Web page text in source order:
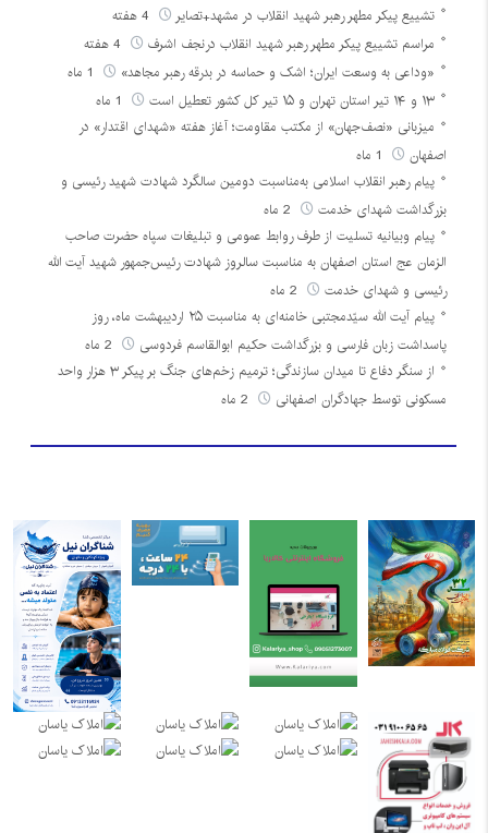
تشییع پیکر مطهر رهبر شهید انقلاب در مشهد+تصایر
مراسم تشییع پیکر مطهر رهبر شهید انقلاب درنجف اشرف
«وداعی به وسعت ایران؛ اشک و حماسه در بدرقه رهبر مجاهد»
۱۳ و ۱۴ تیر استان تهران و ۱۵ تیر کل کشور تعطیل است
میزبانی «نصف‌جهان» از مکتب مقاومت؛ آغاز هفته «شهدای اقتدار» در
اصفهان
پیام رهبر انقلاب اسلامی به‌مناسبت دومین سالگرد شهادت شهید رئیسی و
بزرگداشت شهدای خدمت
پیام وبیانیه تسلیت از طرف روابط عمومی و تبلیغات سپاه حضرت صاحب
الزمان عج استان اصفهان به مناسبت سالروز شهادت رئیس‌جمهور شهید آیت الله
رئیسی و شهدای خدمت
پیام آیت الله سیّدمجتبی خامنه‌ای به مناسبت ۲۵ اردیبهشت ماه، روز
پاسداشت زبان فارسی و بزرگداشت حکیم ابوالقاسم فردوسی
از سنگر دفاع تا میدان سازندگی؛ ترمیم زخم‌های جنگ بر پیکر ۳ هزار واحد
مسکونی توسط جهادگران اصفهانی